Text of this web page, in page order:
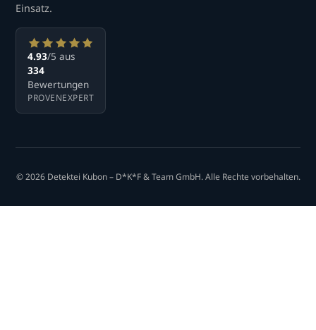
Einsatz.
4.93/5 aus
334
Bewertungen
PROVENEXPERT
© 2026 Detektei Kubon – D*K*F & Team GmbH. Alle Rechte vorbehalten.